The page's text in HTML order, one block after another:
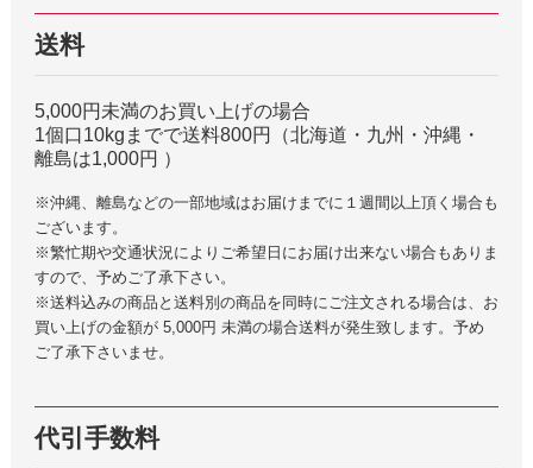
送料
5,000円未満のお買い上げの場合
1個口10kgまでで送料800円（北海道・九州・沖縄・
離島は1,000円 ）
※沖縄、離島などの一部地域はお届けまでに１週間以上頂く場合も
ございます。
※繁忙期や交通状況によりご希望日にお届け出来ない場合もありま
すので、予めご了承下さい。
※送料込みの商品と送料別の商品を同時にご注文される場合は、お
買い上げの金額が 5,000円 未満の場合送料が発生致します。予め
ご了承下さいませ。
代引手数料